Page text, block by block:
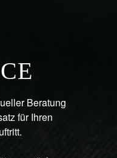
Beratung
für Ihren